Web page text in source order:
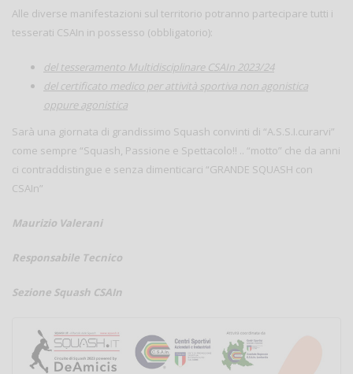
Alle diverse manifestazioni sul territorio potranno partecipare tutti i
tesserati CSAIn in possesso (obbligatorio):
del tesseramento Multidisciplinare CSAIn 2023/24
del certificato medico per attività sportiva non agonistica
oppure agonistica
Sarà una giornata di grandissimo Squash convinti di “A.S.S.I.curarvi”
come sempre “Squash, Passione e Spettacolo!! .. “motto” che da anni
ci contraddistingue e senza dimenticarci “GRANDE SQUASH con
CSAIn”
Maurizio Valerani
Responsabile Tecnico
Sezione Squash CSAIn